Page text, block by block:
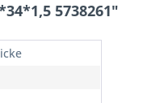
5738261"